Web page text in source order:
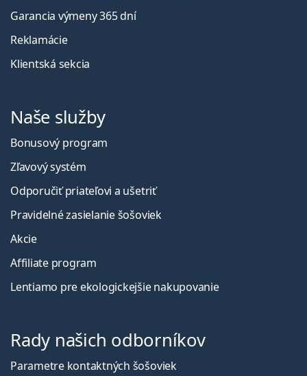
Garancia výmeny 365 dní
Reklamácie
Klientská sekcia
Naše služby
Bonusový program
Zľavový systém
Odporučiť priateľovi a ušetriť
Pravidelné zasielanie šošoviek
Akcie
Affiliate program
Lentiamo pre ekologickejšie nakupovanie
Rady našich odborníkov
Parametre kontaktných šošoviek